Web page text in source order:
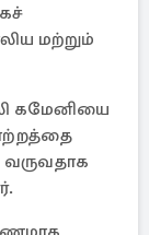
மற்றும்
கமேனியை
வருவதாக